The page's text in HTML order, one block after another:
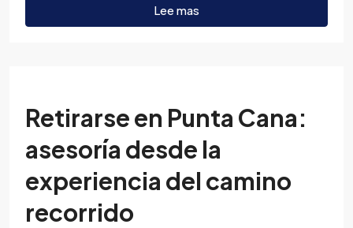
Lee mas
Retirarse en Punta Cana:
asesoría desde la
experiencia del camino
recorrido